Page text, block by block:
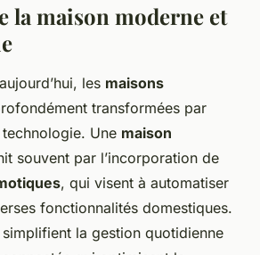
la maison moderne et
les maisons
transformées par
Une maison
souvent par l’incorporation de
, qui visent à automatiser
fonctionnalités domestiques.
la gestion quotidienne